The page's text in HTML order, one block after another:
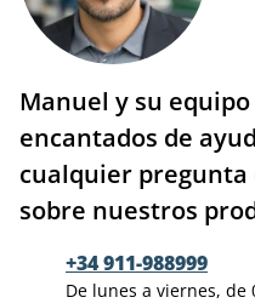
Manuel y su
encantados de
cualquier pregunta
sobre nuestros
+34 911-988999
De lunes a viernes, de